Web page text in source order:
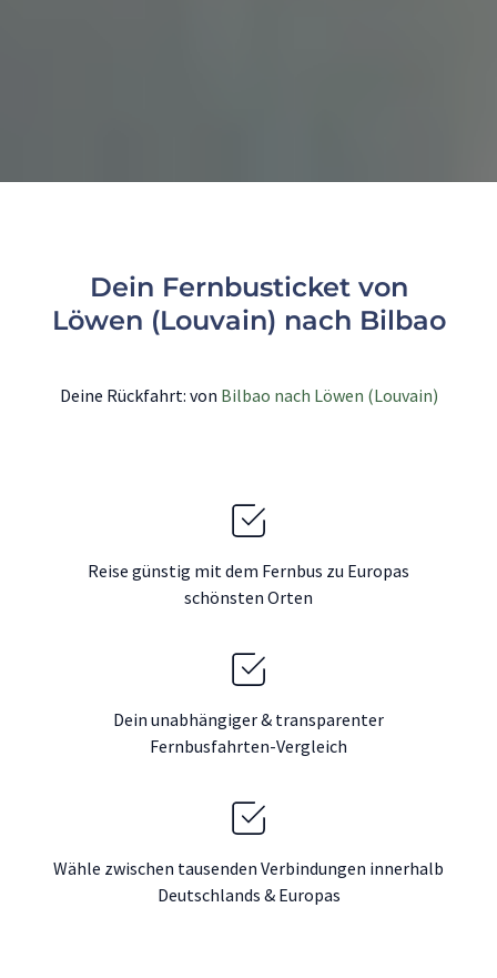
Dein Fernbusticket von
Löwen (Louvain) nach Bilbao
Deine Rückfahrt: von Bilbao nach Löwen (Louvain)
Reise günstig mit dem Fernbus zu Europas
schönsten Orten
Dein unabhängiger & transparenter
Fernbusfahrten-Vergleich
Wähle zwischen tausenden Verbindungen innerhalb
Deutschlands & Europas